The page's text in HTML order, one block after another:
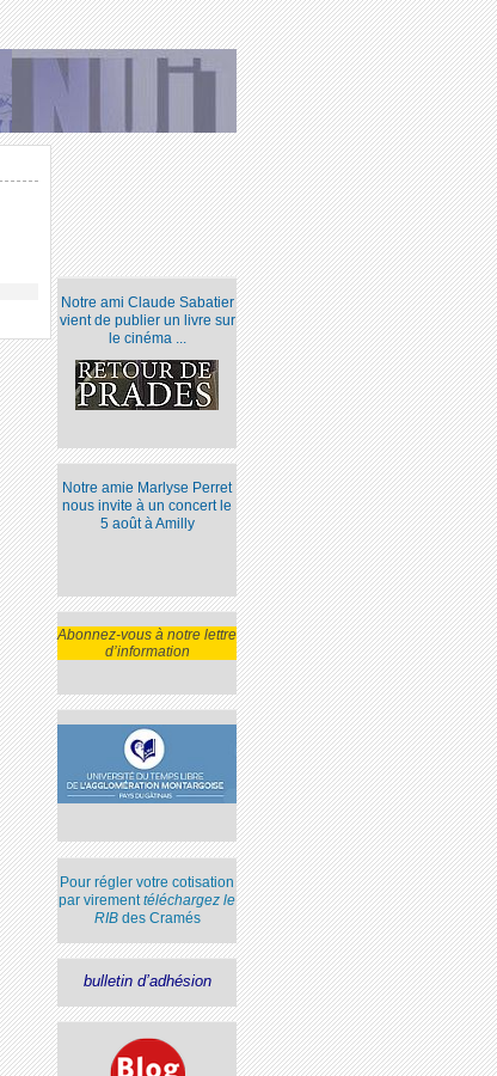
Notre ami Claude Sabatier
vient de publier un livre sur
le cinéma ...
Notre amie Marlyse Perret
nous invite à un concert le
5 août à Amilly
Abonnez-vous à notre lettre
d’information
Pour régler votre cotisation
par virementtéléchargez le
RIBdes Cramés
bulletin d’adhésion